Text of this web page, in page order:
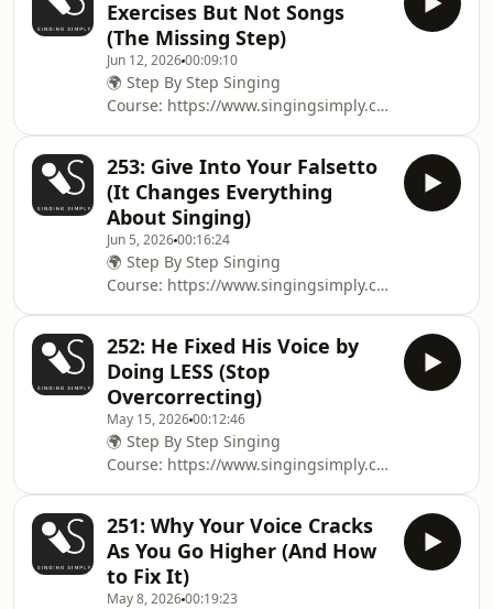
Exercises But Not Songs
(The Missing Step)
Jun 12, 202600:09:10
🌍 Step By Step Singing
Course: ⁠⁠⁠⁠⁠⁠⁠⁠⁠⁠⁠⁠⁠⁠⁠⁠⁠⁠⁠⁠⁠⁠⁠⁠⁠⁠⁠⁠⁠⁠⁠⁠⁠⁠⁠⁠⁠⁠⁠⁠⁠⁠⁠⁠⁠⁠⁠⁠⁠⁠⁠⁠⁠⁠⁠⁠⁠⁠⁠⁠⁠⁠⁠⁠⁠⁠⁠⁠⁠⁠⁠⁠⁠⁠⁠⁠⁠⁠⁠⁠⁠⁠⁠⁠⁠⁠⁠⁠⁠⁠⁠⁠⁠⁠⁠⁠⁠⁠⁠⁠⁠⁠⁠⁠⁠⁠⁠⁠⁠⁠⁠⁠⁠⁠⁠⁠⁠⁠⁠⁠⁠⁠⁠⁠⁠⁠⁠⁠⁠⁠⁠https://www.singingsimply.com/courses/
253: Give Into Your Falsetto
(It Changes Everything
About Singing)
Jun 5, 202600:16:24
🌍 Step By Step Singing
Course: ⁠⁠⁠⁠⁠⁠⁠⁠⁠⁠⁠⁠⁠⁠⁠⁠⁠⁠⁠⁠⁠⁠⁠⁠⁠⁠⁠⁠⁠⁠⁠⁠⁠⁠⁠⁠⁠⁠⁠⁠⁠⁠⁠⁠⁠⁠⁠⁠⁠⁠⁠⁠⁠⁠⁠⁠⁠⁠⁠⁠⁠⁠⁠⁠⁠⁠⁠⁠⁠⁠⁠⁠⁠⁠⁠⁠⁠⁠⁠⁠⁠⁠⁠⁠⁠⁠⁠⁠⁠⁠⁠⁠⁠⁠⁠⁠⁠⁠⁠⁠⁠⁠⁠⁠⁠⁠⁠⁠⁠⁠⁠⁠⁠⁠⁠⁠⁠⁠⁠⁠⁠⁠⁠⁠⁠⁠⁠⁠⁠⁠https://www.singingsimply.com/courses/
252: He Fixed His Voice by
Doing LESS (Stop
Overcorrecting)
May 15, 202600:12:46
🌍 Step By Step Singing
Course: ⁠⁠⁠⁠⁠⁠⁠⁠⁠⁠⁠⁠⁠⁠⁠⁠⁠⁠⁠⁠⁠⁠⁠⁠⁠⁠⁠⁠⁠⁠⁠⁠⁠⁠⁠⁠⁠⁠⁠⁠⁠⁠⁠⁠⁠⁠⁠⁠⁠⁠⁠⁠⁠⁠⁠⁠⁠⁠⁠⁠⁠⁠⁠⁠⁠⁠⁠⁠⁠⁠⁠⁠⁠⁠⁠⁠⁠⁠⁠⁠⁠⁠⁠⁠⁠⁠⁠⁠⁠⁠⁠⁠⁠⁠⁠⁠⁠⁠⁠⁠⁠⁠⁠⁠⁠⁠⁠⁠⁠⁠⁠⁠⁠⁠⁠⁠⁠⁠⁠⁠⁠⁠⁠⁠⁠⁠⁠⁠⁠https://www.singingsimply.com/courses/
251: Why Your Voice Cracks
As You Go Higher (And How
to Fix It)
May 8, 202600:19:23